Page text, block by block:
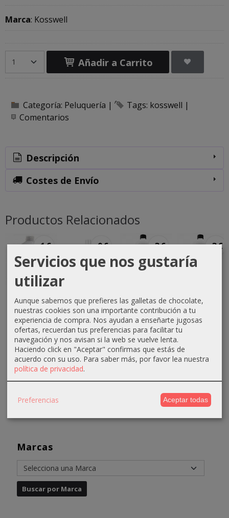
Marcas
Marca: Kosswell
Añadir a Carrito
Categoría: Peluquería | Tags: kosswell |
Comentarios
Descripción
Costes de Envío
Productos Relacionados
-1 €
oxigenada
Techline
1000ml
20...
2,90 €
3,90 €
-0 €
Crema
oxigenada
Techline
75ml 40...
0,70 €
1,10 €
-3 €
Crema
oxigenada
Absoluk
1000ml
20...
3,50 €
6,50 €
-3 €
oxigenada
1000ml
Absoluk
6,50 €
Servicios que nos gustaría
utilizar
Aunque sabemos que prefieres las galletas de chocolate,
nuestras cookies son una importante contribución a tu
experiencia de compra. Nos ayudan a enseñarte jugosas
ofertas, recuerdan tus preferencias para facilitar tu
navegación y nos avisan si la web se vuelve lenta.
Haciendo click en "Aceptar" confirmas que estás de
acuerdo con su uso. Para saber más, por favor lea nuestra
política de privacidad.
Preferencias Aceptar todas